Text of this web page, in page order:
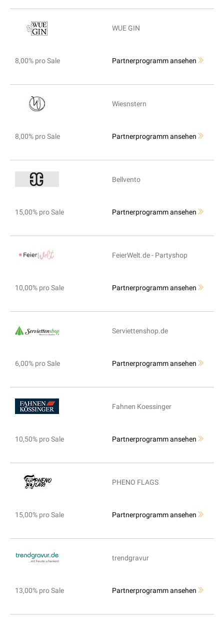
WUE GIN
8,00% pro Sale Partnerprogramm ansehen
Wiesnstern
8,00% pro Sale Partnerprogramm ansehen
Bellvento
15,00% pro Sale Partnerprogramm ansehen
FeierWelt.de - Partyshop
10,00% pro Sale Partnerprogramm ansehen
Serviettenshop.de
6,00% pro Sale Partnerprogramm ansehen
Fahnen Koessinger
10,50% pro Sale Partnerprogramm ansehen
PHENO FLAGS
15,00% pro Sale Partnerprogramm ansehen
trendgravur
13,00% pro Sale Partnerprogramm ansehen